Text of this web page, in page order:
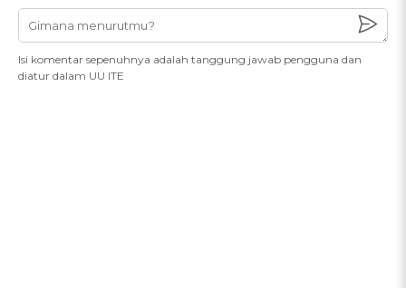
Isi komentar sepenuhnya adalah tanggung jawab pengguna dan
diatur dalam UU ITE